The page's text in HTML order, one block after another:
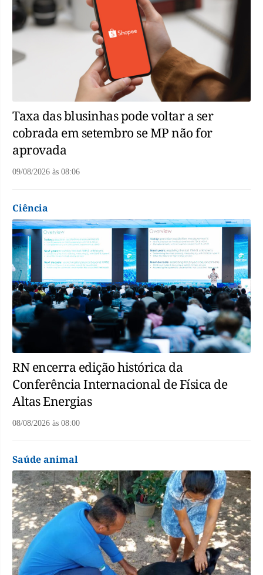
Taxa das blusinhas pode voltar a ser
cobrada em setembro se MP não for
aprovada
09/08/2026 às 08:06
Ciência
RN encerra edição histórica da
Conferência Internacional de Física de
Altas Energias
08/08/2026 às 08:00
Saúde animal